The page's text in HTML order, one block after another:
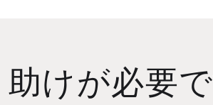
助けが必要